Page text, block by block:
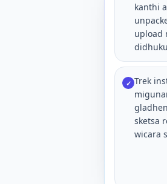
kanthi
upload
✓ Trek
sketsa
wicara